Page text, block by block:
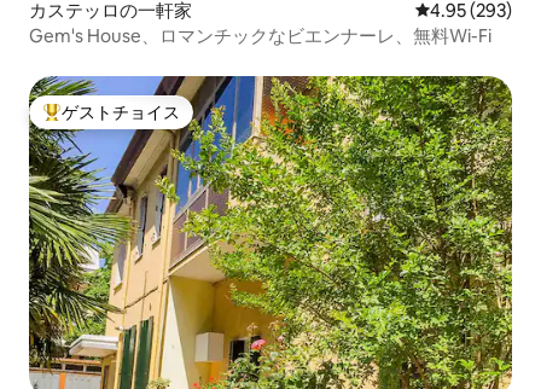
カステッロの一軒家 レビュー293
4.95 (293)
Gem's House、ロマンチックなビエンナーレ、無料Wi-Fi
大好評のゲストチョイスです。
ゲストチョイス